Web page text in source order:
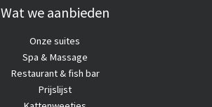
Wat we aanbieden
Onze suites
Spa & Massage
Restaurant & fish bar
Prijslijst